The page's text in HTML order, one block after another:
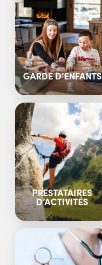
GARDE D’ENFANTS
PRESTATAIRES
D’ACTIVITÉS